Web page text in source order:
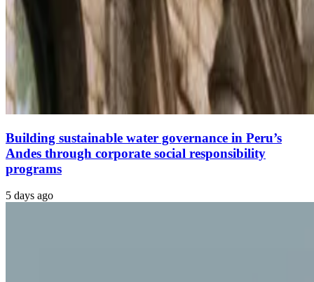
Building sustainable water governance in Peru’s
Andes through corporate social responsibility
programs
5 days ago